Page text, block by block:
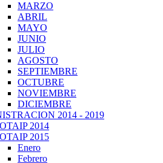
MARZO
ABRIL
MAYO
JUNIO
JULIO
AGOSTO
SEPTIEMBRE
OCTUBRE
NOVIEMBRE
DICIEMBRE
2014 - 2019
2014
2015
Enero
Febrero